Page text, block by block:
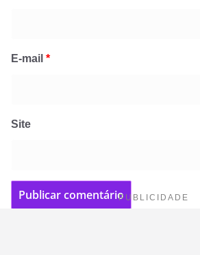
E-mail *
Site
PUBLICIDADE